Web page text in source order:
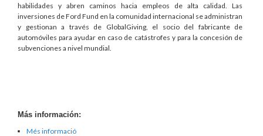
habilidades y abren caminos hacia empleos de alta calidad. Las
inversiones de Ford Fund en la comunidad internacional se administran
y gestionan a través de GlobalGiving, el socio del fabricante de
automóviles para ayudar en caso de catástrofes y para la concesión de
subvenciones a nivel mundial.
Más información:
Més informació